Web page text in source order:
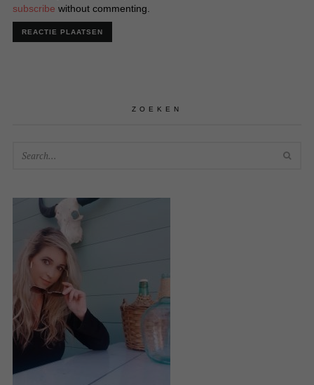
subscribe without commenting.
ZOEKEN